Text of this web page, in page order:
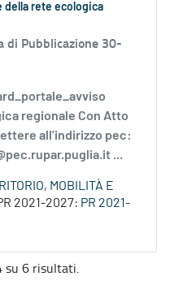
della rete ecologica
di Pubblicazione 30-
regionale Con Atto
all’indirizzo pec:
...
MOBILITÀ E
2021-2027: PR 2021-
su 6 risultati.